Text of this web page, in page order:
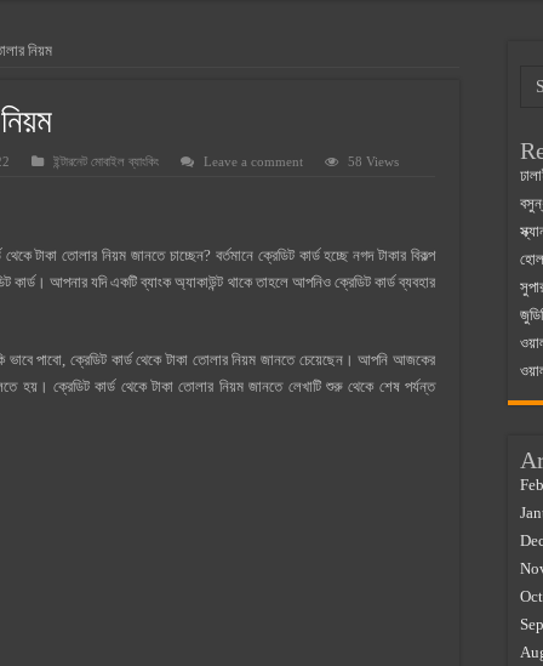
এর সুযোগ সুবিধা
২০২৫
বাজারে ব্যবসার আইডিয়া
নিয়ম
ইন্টারনেট মোবাইল ব্যাংকিং Leave a comment 58 Views
টাকা তোলার নিয়ম জানতে চাচ্ছেন? বর্তমানে ক্রেডিট কার্ড হচ্ছে নগদ টাকার বিকল্প
কার্ড। আপনার যদি একটি ব্যাংক অ্যাকাউন্ট থাকে তাহলে আপনিও ক্রেডিট কার্ড ব্যবহার
ভাবে পাবো, ক্রেডিট কার্ড থেকে টাকা তোলার নিয়ম জানতে চেয়েছেন। আপনি আজকের
হয়। ক্রেডিট কার্ড থেকে টাকা তোলার নিয়ম জানতে লেখাটি শুরু থেকে শেষ পর্যন্ত